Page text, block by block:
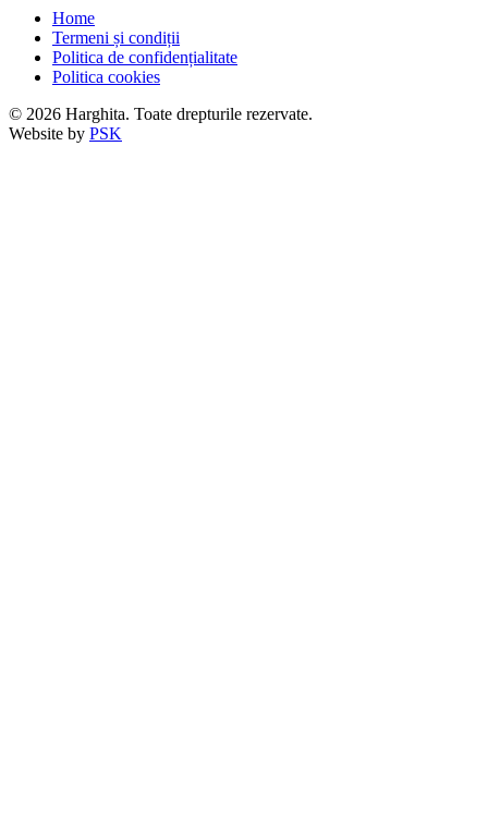
Home
Termeni și condiții
Politica de confidențialitate
Politica cookies
© 2026 Harghita. Toate drepturile rezervate.
Website by PSK